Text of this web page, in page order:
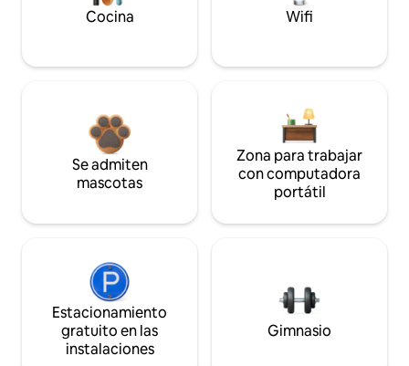
Cocina Wifi
Se admiten
mascotas
Zona para trabajar
con computadora
portátil
Estacionamiento
gratuito en las
instalaciones
Gimnasio